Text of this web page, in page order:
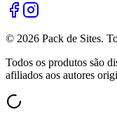
© 2026 Pack de Sites.
Todos os produtos são
afiliados aos autores